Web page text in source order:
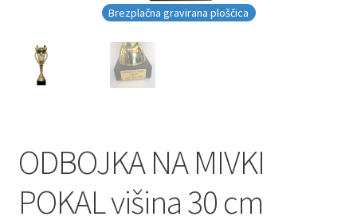
Brezplačna gravirana ploščica
ODBOJKA NA MIVKI
POKAL višina 30 cm